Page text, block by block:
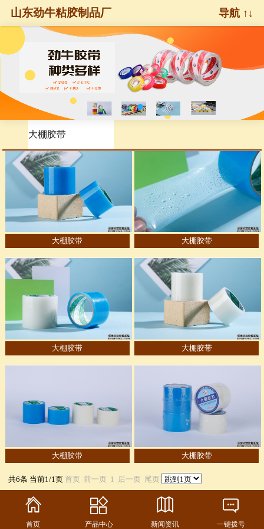
山东劲牛粘胶制品厂 导航 ↑↓
大棚胶带
大棚胶带 大棚胶带
大棚胶带 大棚胶带
大棚胶带 大棚胶带
共6条 当前1/1页 首页 前一页 1 后一页 尾页
首页 产品中心 新闻资讯 一键拨号